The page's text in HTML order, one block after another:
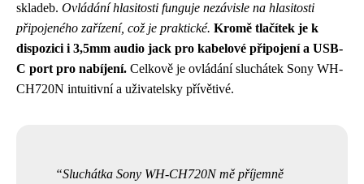
skladeb. Ovládání hlasitosti funguje nezávisle na hlasitosti
připojeného zařízení, což je praktické. Kromě tlačítek je k
dispozici i 3,5mm audio jack pro kabelové připojení a USB-
C port pro nabíjení. Celkově je ovládání sluchátek Sony WH-
CH720N intuitivní a uživatelsky přívětivé.
Sluchátka Sony WH-CH720N mě příjemně